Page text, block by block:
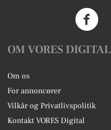
OM VORES DIGITAL
Om os
For annoncører
Vilkår og Privatlivspolitik
Kontakt VORES Digital